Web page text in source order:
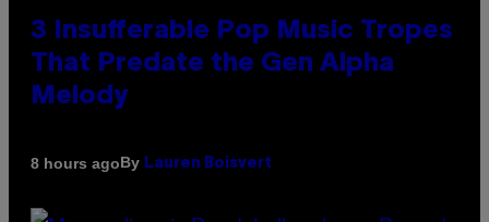
3 Insufferable Pop Music Tropes
That Predate the Gen Alpha
Melody
8 hours agoBy Lauren Boisvert